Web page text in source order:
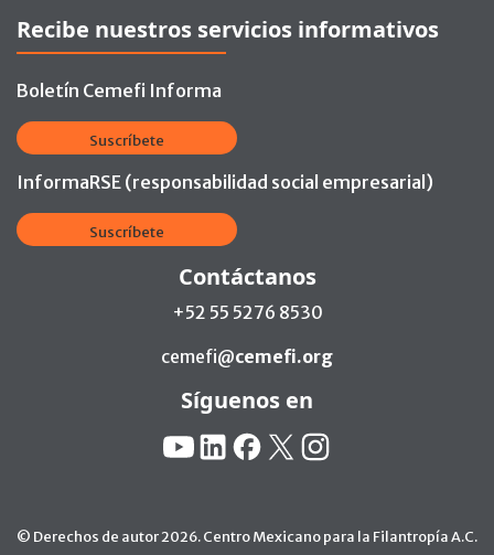
Recibe nuestros servicios informativos
Boletín Cemefi Informa
Suscríbete
InformaRSE (responsabilidad social empresarial)
Suscríbete
Contáctanos
+52 55 5276 8530
cemefi@cemefi.org
Síguenos en
YouTube
LinkedinFacebook
X Instagram
© Derechos de autor 2026. Centro Mexicano para la Filantropía A.C.